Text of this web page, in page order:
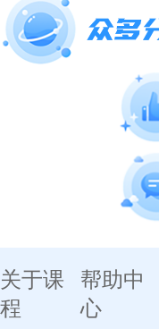
关于课
程
帮助中
心